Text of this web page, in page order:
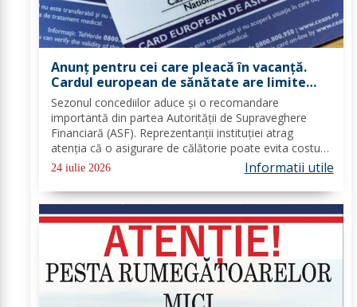
Anunț pentru cei care pleacă în vacanță.
Cardul european de sănătate are limite
importante. Greșeala care te poate costa
mii de euro
Sezonul concediilor aduce și o recomandare
importantă din partea Autorității de Supraveghere
Financiară (ASF). Reprezentanții instituției atrag
atenția că o asigurare de călătorie poate evita costuri
uriașe în cazul unor probleme medicale, al anulării
24 iulie 2026 Informatii utile